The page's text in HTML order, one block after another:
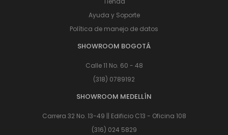
Ayuda y Soporte
Política de manejo de datos
SHOWROOM BOGOTÁ
Calle 11 No. 60 - 48
(318) 0789192
SHOWROOM MEDELLÍN
Carrera 32 No. 13-49 || Edificio C13 - Oficina 108
(316) 024 5829